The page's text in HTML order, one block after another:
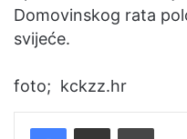
Domovinskog rata
svijeće.
foto; kckzz.hr